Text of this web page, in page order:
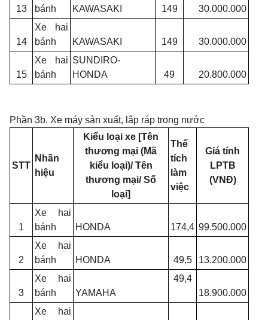
13
bánh
KAWASAKI 149 30.000.000
14
Xe hai
bánh
KAWASAKI 149 30.000.000
15
Xe hai
bánh
SUNDIRO-
HONDA
49 20.800.000
Phần 3b. Xe máy sản xuất, lắp ráp trong nước
STT
Nhãn
hiệu
Kiểu loại xe [Tên
thương mại (Mã
kiểu loại)/ Tên
thương mại/ Số
loại]
Thể
tích
làm
việc
Giá tính
LPTB
(VNĐ)
1
Xe hai
bánh
HONDA 174,4 99.500.000
2
Xe hai
bánh
HONDA 49,5 13.200.000
3
Xe hai
bánh
YAMAHA
49,4
18.900.000
Xe hai